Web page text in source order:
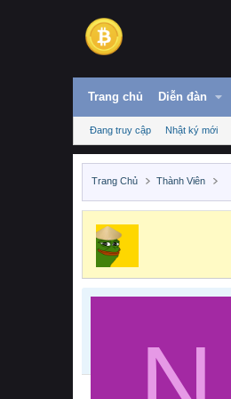
Trang chủ Diễn đàn
Đang truy cập Nhật ký mới
Trang Chủ Thành Viên